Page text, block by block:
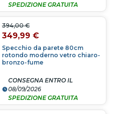
SPEDIZIONE GRATUITA
Specchio da parete 80cm
rotondo moderno vetro chiaro-
bronzo-fume
394,00 €
349,99 €
CONSEGNA ENTRO IL
08/09/2026
SPEDIZIONE GRATUITA